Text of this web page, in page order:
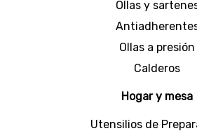
plana y ancha, ideal para
rincones del recipiente,
También, está la cuchara
bien dice su nombre, tiene
líquidos. Estos utensilios se
Ollas y
Ollas a presión
Calderos
Hogar y mesa
Utensilios de